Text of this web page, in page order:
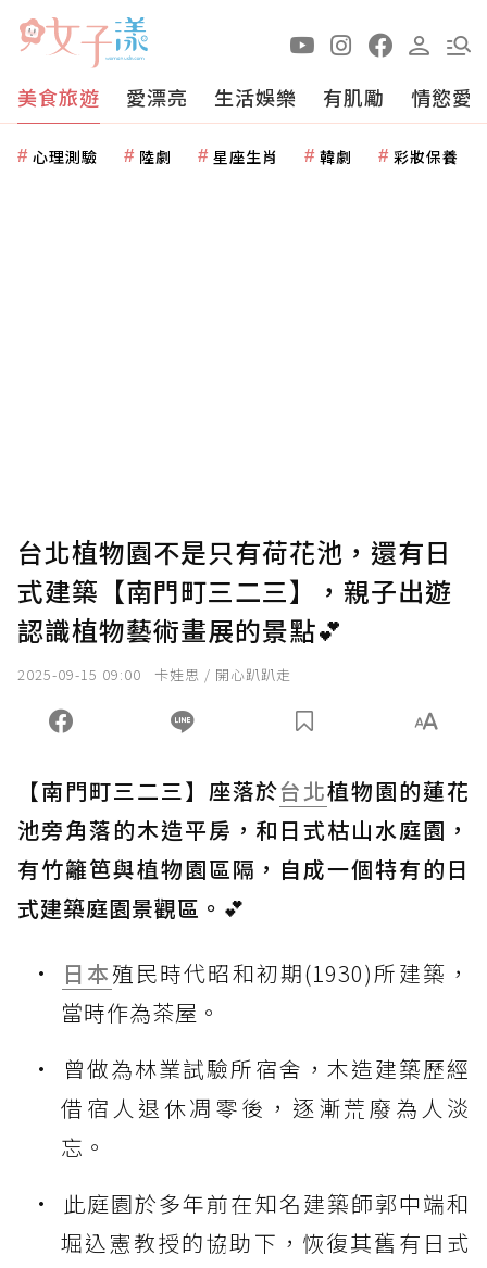
美食旅遊 愛漂亮 生活娛樂 有肌勵 情慾愛
心理測驗 陸劇 星座生肖 韓劇 彩妝保養
台北植物園不是只有荷花池，還有日
式建築【南門町三二三】，親子出遊
認識植物藝術畫展的景點💕
2025-09-15 09:00 卡娃思 / 開心趴趴走
【南門町三二三】座落於台北植物園的蓮花
池旁角落的木造平房，和日式枯山水庭園，
有竹籬笆與植物園區隔，自成一個特有的日
式建築庭園景觀區。💕
日本殖民時代昭和初期(1930)所建築，
當時作為茶屋。
曾做為林業試驗所宿舍，木造建築歷經
借宿人退休凋零後，逐漸荒廢為人淡
忘。
此庭園於多年前在知名建築師郭中端和
堀込憲教授的協助下，恢復其舊有日式